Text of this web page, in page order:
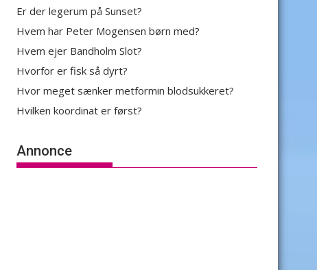
Er der legerum på Sunset?
Hvem har Peter Mogensen børn med?
Hvem ejer Bandholm Slot?
Hvorfor er fisk så dyrt?
Hvor meget sænker metformin blodsukkeret?
Hvilken koordinat er først?
Annonce